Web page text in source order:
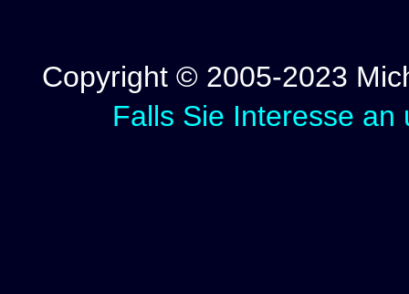
Copyright © 2005-2023
Falls Sie Interesse